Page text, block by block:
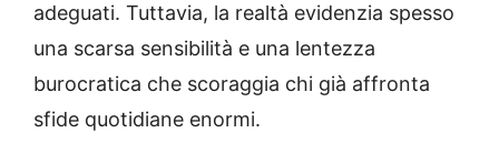
adeguati. Tuttavia, la realtà evidenzia spesso
una scarsa sensibilità e una lentezza
burocratica che scoraggia chi già affronta
sfide quotidiane enormi.